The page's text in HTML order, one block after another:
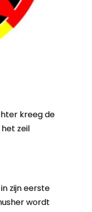
kreeg de
zeil
zijn eerste
wordt